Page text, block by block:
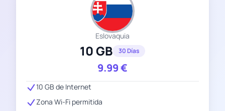
Eslovaquia
10 GB 30 Días
9.99€
10 GB de Internet
Zona Wi-Fi permitida